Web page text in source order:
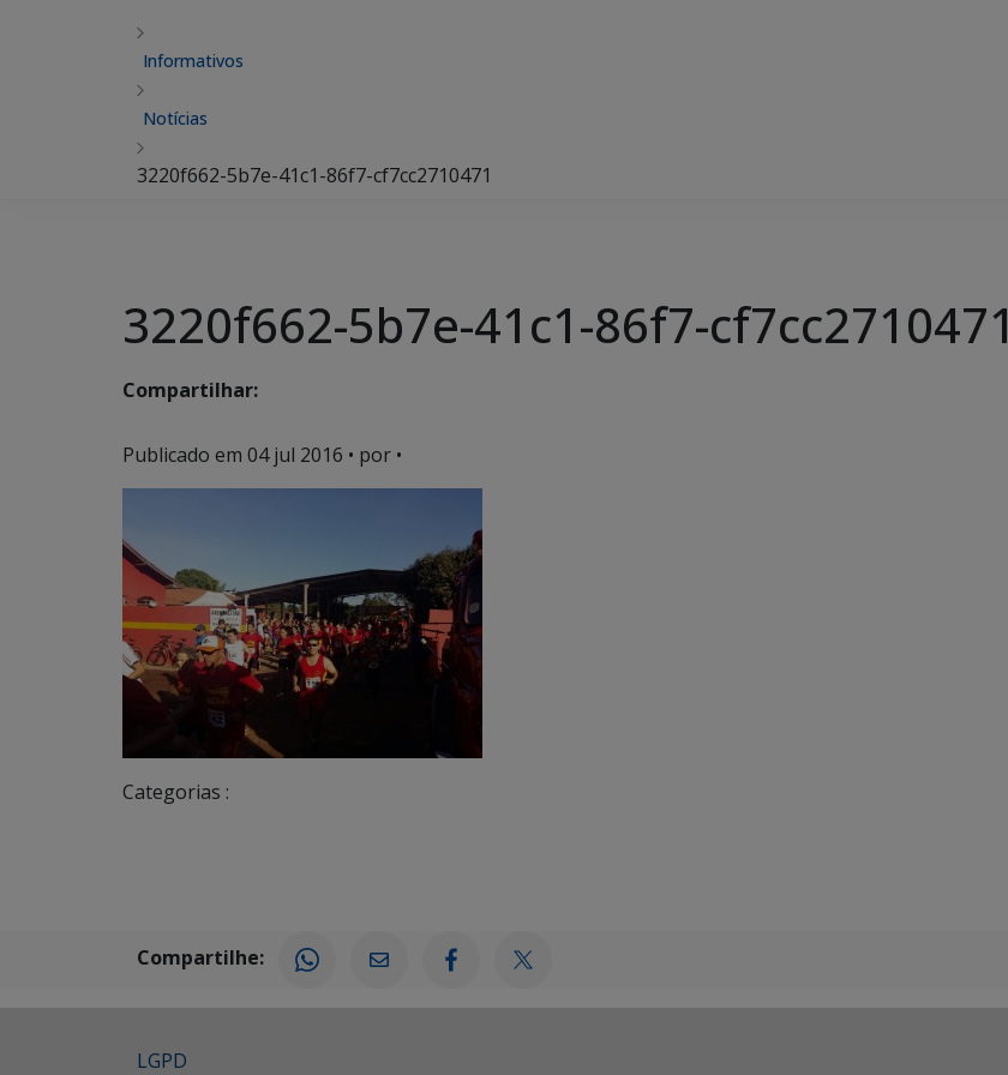
Informativos
Notícias
3220f662-5b7e-41c1-86f7-cf7cc2710471
3220f662-5b7e-41c1-86f7-cf7cc2710471
Compartilhar:
Publicado em 04 jul 2016 • por •
Categorias :
Compartilhe:
LGPD